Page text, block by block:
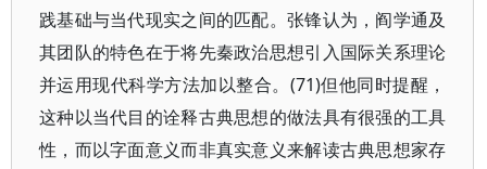
践基础与当代现实之间的匹配。张锋认为，阎学通及
其团队的特色在于将先秦政治思想引入国际关系理论
并运用现代科学方法加以整合。(71)但他同时提醒，
这种以当代目的诠释古典思想的做法具有很强的工具
性，而以字面意义而非真实意义来解读古典思想家存